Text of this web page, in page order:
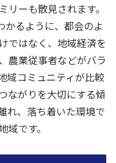
ーも散見されます。
るように、都会のよ
ではなく、地域経済を
農業従事者などがバラ
域コミュニティが比較
ながりを大切にする傾
れ、落ち着いた環境で
です。